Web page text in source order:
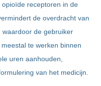
receptoren in de
de overdracht van
waardoor de gebruiker
te werken binnen
uren aanhouden,
van het medicijn.